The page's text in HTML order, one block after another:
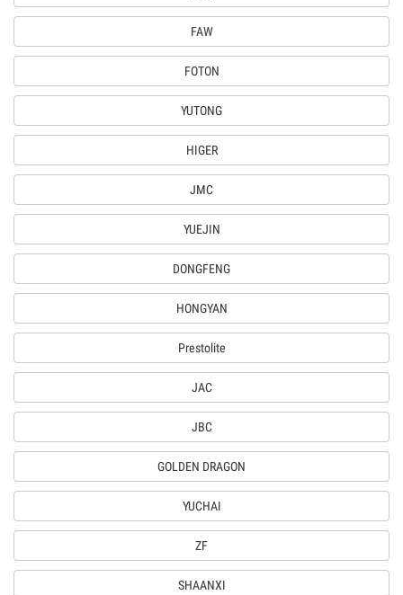
FAW
FOTON
YUTONG
HIGER
JMC
YUEJIN
DONGFENG
HONGYAN
Prestolite
JAC
JBC
GOLDEN DRAGON
YUCHAI
ZF
SHAANXI